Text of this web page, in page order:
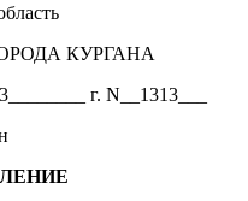
КУРГАНА
г. N__1313___